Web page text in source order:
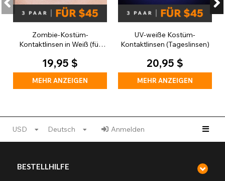
Zombie-Kostüm-
Kontaktlinsen in Weiß (für
19,95 $
MEHR ANZEIGEN
UV-weiße Kostüm-
Kontaktlinsen (Tageslinsen)
20,95 $
MEHR ANZEIGEN
USD Deutsch Anmelden
BESTELLHILFE